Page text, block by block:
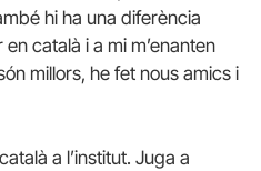
hi ha una diferència
català i a mi m’enanten
millors, he fet nous amics i
a l’institut. Juga a